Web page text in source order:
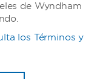
de Wyndham
los Términos y